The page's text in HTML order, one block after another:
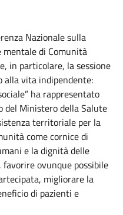
Nazionale sulla
di Comunità
in particolare, la sessione
alla vita indipendente:
ha rappresentato
del Ministero della Salute
territoriale per la
come cornice di
e la dignità delle
ovunque possibile
migliorare la
di pazienti e